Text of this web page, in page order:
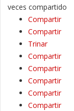
veces compartido
Compartir
Compartir
Trinar
Compartir
Compartir
Compartir
Compartir
Compartir